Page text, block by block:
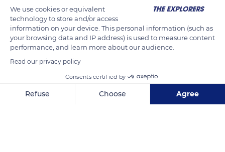
LEBRAT PÈRE & FILS
We use cookies or equivalent
technology to store and/or access
information on your device. This personal information (such as
your browsing data and IP address) is used to measure content
performance, and learn more about our audience.
Read our privacy policy
Consents certified by
Refuse Choose Agree